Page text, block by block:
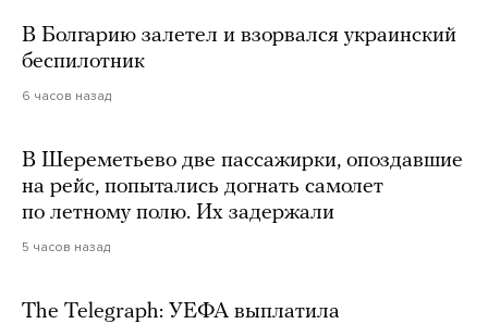
В Болгарию залетел и взорвался украинский
беспилотник
6 часов назад
В Шереметьево две пассажирки, опоздавшие
на рейс, попытались догнать самолет
по летному полю. Их задержали
5 часов назад
The Telegraph: УЕФА выплатила